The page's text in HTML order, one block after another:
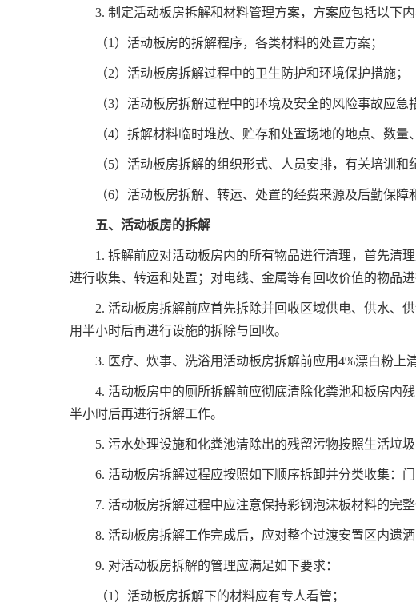
3. 制定活动板房拆解和材料管理方案，方案应包括以下内
（1）活动板房的拆解程序，各类材料的处置方案；
（2）活动板房拆解过程中的卫生防护和环境保护措施；
（3）活动板房拆解过程中的环境及安全的风险事故应急
（4）拆解材料临时堆放、贮存和处置场地的地点、数量
（5）活动板房拆解的组织形式、人员安排，有关培训和
（6）活动板房拆解、转运、处置的经费来源及后勤保障
五、活动板房的拆解
1. 拆解前应对活动板房内的所有物品进行清理，首先清
进行收集、转运和处置；对电线、金属等有回收价值的物品
2. 活动板房拆解前应首先拆除并回收区域供电、供水、
用半小时后再进行设施的拆除与回收。
3. 医疗、炊事、洗浴用活动板房拆解前应用4%漂白粉上
4. 活动板房中的厕所拆解前应彻底清除化粪池和板房内
半小时后再进行拆解工作。
5. 污水处理设施和化粪池清除出的残留污物按照生活垃
6. 活动板房拆解过程应按照如下顺序拆卸并分类收集：
7. 活动板房拆解过程中应注意保持彩钢泡沫板材料的完
8. 活动板房拆解工作完成后，应对整个过渡安置区内遗
9. 对活动板房拆解的管理应满足如下要求：
（1）活动板房拆解下的材料应有专人看管；